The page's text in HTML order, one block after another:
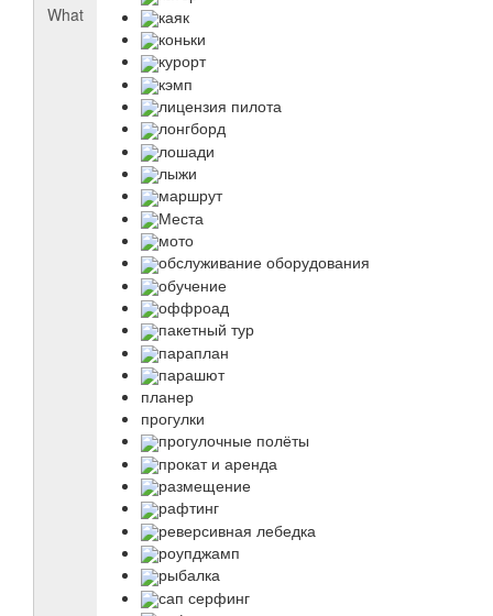
What
каяк
коньки
курорт
кэмп
лицензия пилота
лонгборд
лошади
лыжи
маршрут
Места
мото
обслуживание оборудования
обучение
оффроад
пакетный тур
параплан
парашют
планер
прогулки
прогулочные полёты
прокат и аренда
размещение
рафтинг
реверсивная лебедка
роупджамп
рыбалка
сап серфинг